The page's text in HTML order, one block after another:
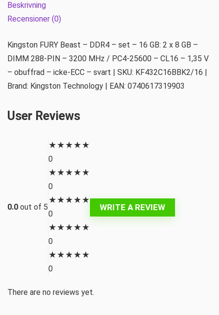
Beskrivning
Recensioner (0)
Kingston FURY Beast – DDR4 – set – 16 GB: 2 x 8 GB –
DIMM 288-PIN – 3200 MHz / PC4-25600 – CL16 – 1,35 V
– obuffrad – icke-ECC – svart | SKU: KF432C16BBK2/16 |
Brand: Kingston Technology | EAN: 0740617319903
User Reviews
0.0 out of 5
★ ★ ★ ★ ★
0
★ ★ ★ ★ ★
0
★ ★ ★ ★ ★
0
★ ★ ★ ★ ★
0
★ ★ ★ ★ ★
0
WRITE A REVIEW
There are no reviews yet.